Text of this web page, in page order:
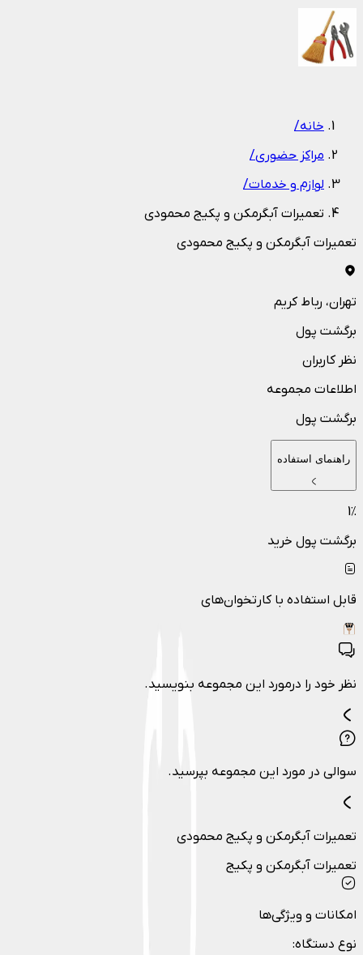
خانه/
مراکز حضوری/
لوازم و خدمات/
تعمیرات آبگرمکن و پکیج محمودی
تعمیرات آبگرمکن و پکیج محمودی
تهران، رباط کریم
برگشت پول
نظر کاربران
اطلاعات مجموعه
برگشت پول
راهنمای استفاده
1٪
برگشت پول خرید
قابل استفاده با کارتخوان‌های
نظر خود را درمورد این مجموعه بنویسید.
سوالی در مورد این مجموعه بپرسید.
تعمیرات آبگرمکن و پکیج محمودی
تعمیرات آبگرمکن و پکیج
امکانات و ویژگی‌ها
نوع دستگاه: